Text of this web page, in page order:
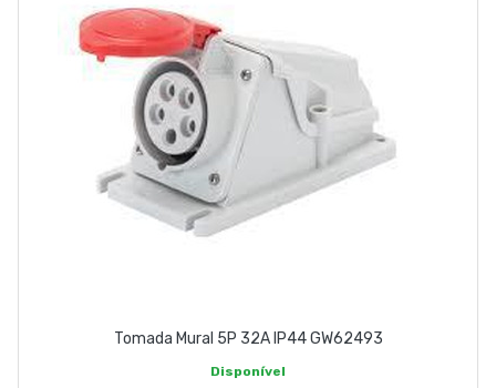
Tomada Mural 5P 32A IP44 GW62493
Disponível